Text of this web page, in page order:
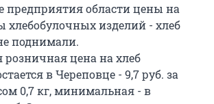
предприятия области цены на
хлебобулочных изделий - хлеб
поднимали.
цена на хлеб
в Череповце - 9,7 руб. за
0,7 кг, минимальная - в